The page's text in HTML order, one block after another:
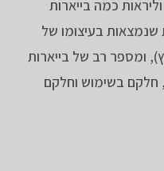
וליראות כמה בייארות
שנמצאות בעיצומו של
ומספר רב של בייארות
חלקם בשימוש וחלקם